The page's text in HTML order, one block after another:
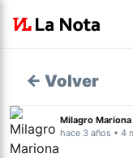
← Volver
Milagro Mariona
hace 3 años • 4